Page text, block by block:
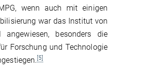
wenn auch mit einigen
war das Institut von
besonders die
Forschung und Technologie
[5]